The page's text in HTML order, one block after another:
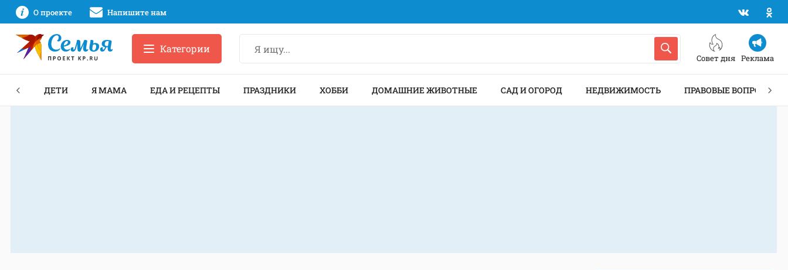
О проекте Напишите нам
Совет дня Реклама
Категории
ДЕТИ Я МАМА ЕДА И РЕЦЕПТЫ ПРАЗДНИКИ ХОББИ ДОМАШНИЕ ЖИВОТНЫЕ САД И ОГОРОД НЕДВИЖИМОСТЬ ПРАВОВЫЕ ВОПРОСЫ